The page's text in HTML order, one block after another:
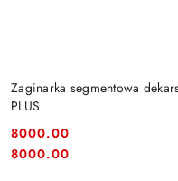
Zaginarka segmentowa
PLUS
Cena:
8000.00
Cena:
8000.00